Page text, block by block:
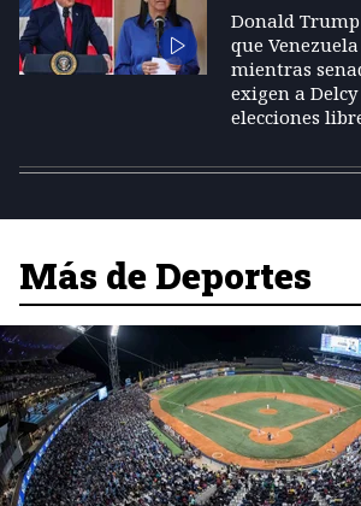
Donald
que
mientras
exigen a
elecciones
Más de Deportes